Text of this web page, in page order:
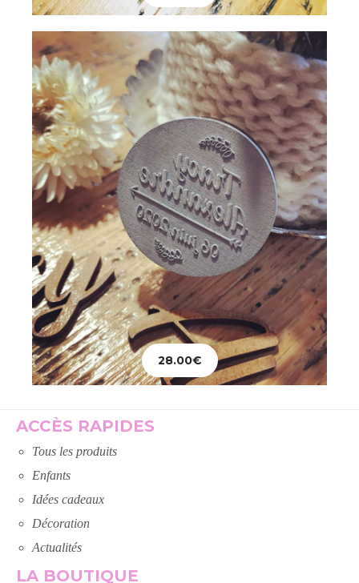
Ajouter au panier
28.00€
28.00€
ACCÈS RAPIDES
Tous les produits
Enfants
Idées cadeaux
Décoration
Actualités
LA BOUTIQUE